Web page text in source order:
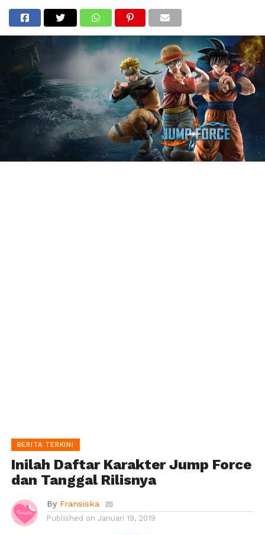
BERITA TERKINI
Inilah Daftar Karakter Jump Force
dan Tanggal Rilisnya
By Fransiska
Published on Januari 19, 2019